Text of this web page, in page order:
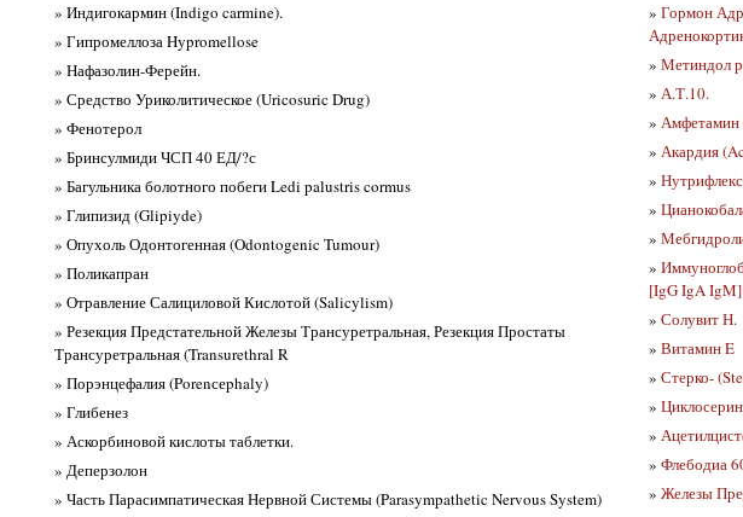
» Индигокармин (Indigo carmine).
» Гипромеллоза Hypromellose
» Нафазолин-Ферейн.
» Средство Уриколитическое (Uricosuric Drug)
» Фенотерол
» Бринсулмиди ЧСП 40 ЕД/?с
» Багульника болотного побеги Ledi palustris cormus
» Глипизид (Glipiyde)
» Опухоль Одонтогенная (Odontogenic Tumour)
» Поликапран
» Отравление Салициловой Кислотой (Salicylism)
» Резекция Предстательной Железы Трансуретральная, Резекция Простаты
Трансуретральная (Transurethral R
» Порэнцефалия (Porenсеphaly)
» Глибенез
» Аскорбиновой кислоты таблетки.
» Деперзолон
» Часть Парасимпатическая Нервной Системы (Parasympathetic Nervous System)
» Гормон
» Метиндол
» А.Т.10.
» Амфетамин
» Акардия
»
»
»
»
[IgG IgA IgM]
» Солувит Н.
» Витамин E
» Стерко-
»
»
» Флебодиа
» Железы